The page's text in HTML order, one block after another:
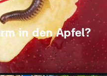
in den Apfel?